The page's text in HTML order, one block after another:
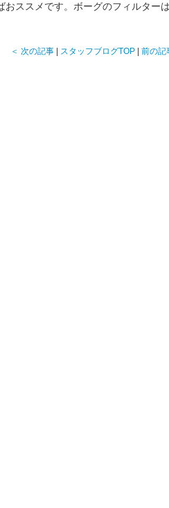
おススメです。ボーグのフィルター
＜ 次の記事 スタッフブログTOP 前の記